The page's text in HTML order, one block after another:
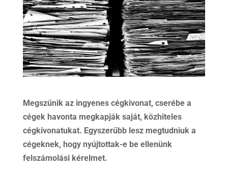
Megszűnik az ingyenes cégkivonat, cserébe a
cégek havonta megkapják saját, közhiteles
cégkivonatukat. Egyszerűbb lesz megtudniuk a
cégeknek, hogy nyújtottak-e be ellenünk
felszámolási kérelmet.